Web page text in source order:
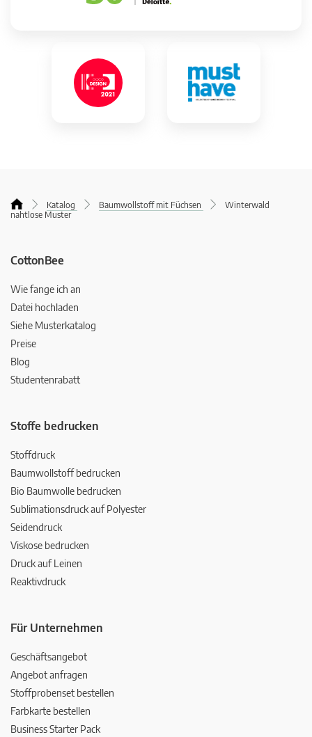
Katalog Baumwollstoff mit Füchsen
Winterwald
nahtlose Muster
CottonBee
Wie fange ich an
Datei hochladen
Siehe Musterkatalog
Preise
Blog
Studentenrabatt
Stoffe bedrucken
Stoffdruck
Baumwollstoff bedrucken
Bio Baumwolle bedrucken
Sublimationsdruck auf Polyester
Seidendruck
Viskose bedrucken
Druck auf Leinen
Reaktivdruck
Für Unternehmen
Geschäftsangebot
Angebot anfragen
Stoffprobenset bestellen
Farbkarte bestellen
Business Starter Pack